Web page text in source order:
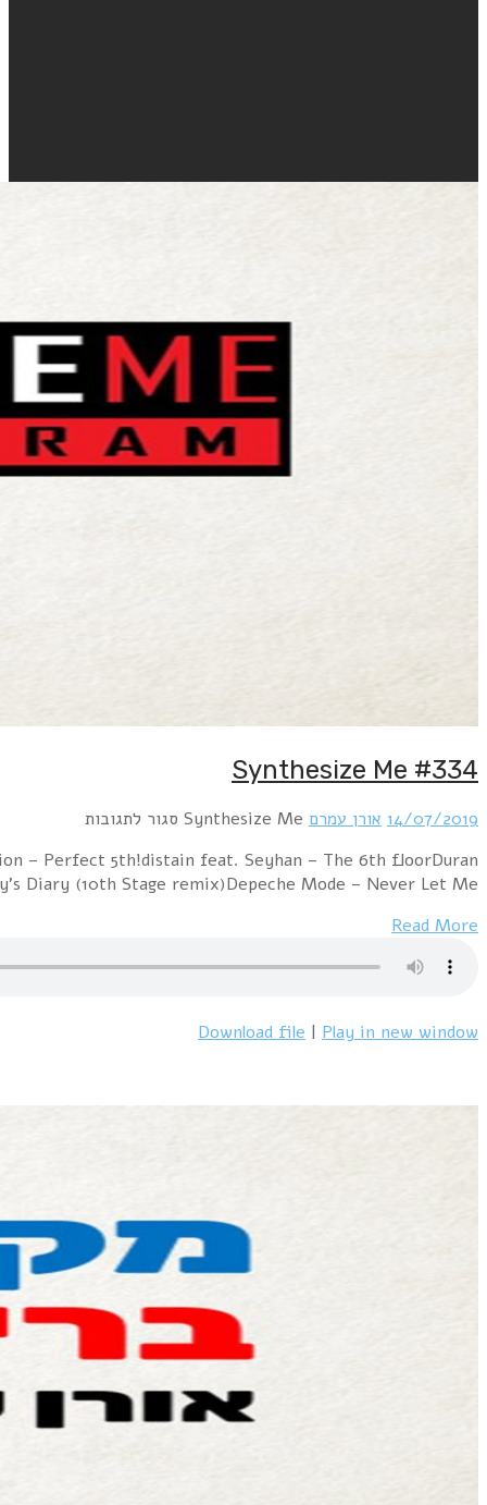
Hour 1 Rotersand – 1st TimeAnd One – 2nd
Duran – The 7th